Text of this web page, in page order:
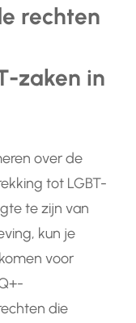
rechten
zaken in
over de
tot LGBT-
te zijn van
kun je
voor
die